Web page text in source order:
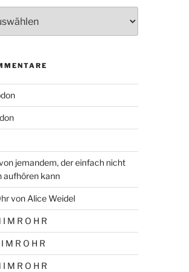
jemandem, der einfach nicht
aufhören kann
von Alice Weidel
I M R O H R
M R O H R
I M R O H R